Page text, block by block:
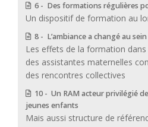
6 - Des formations régulières
Un dispositif de formation au
8 - L’ambiance a changé au
Les effets de la formation
des assistantes maternelles
des rencontres collectives
10 - Un RAM acteur privilégié
jeunes enfants
Mais aussi structure de